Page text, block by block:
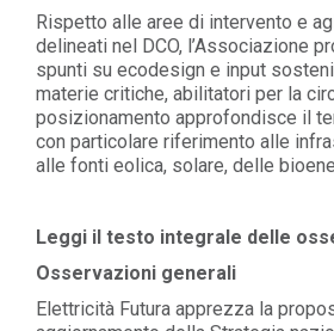
Rispetto alle aree di intervento e
delineati nel DCO, l’Associazione
spunti su ecodesign e input
materie critiche, abilitatori per la
posizionamento approfondisce il
con particolare riferimento alle
alle fonti eolica, solare, delle
Leggi il testo integrale delle
Osservazioni generali
Elettricità Futura apprezza la